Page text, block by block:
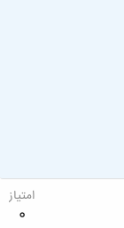
امتیاز
0